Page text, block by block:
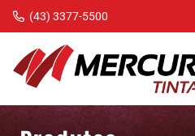
(43) 3377-5500